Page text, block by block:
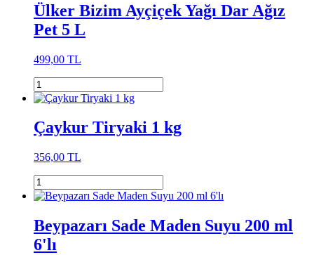
Ülker Bizim Ayçiçek Yağı Dar Ağız
Pet 5 L
499,00 TL
Çaykur Tiryaki 1 kg
356,00 TL
Beypazarı Sade Maden Suyu 200 ml
6'lı